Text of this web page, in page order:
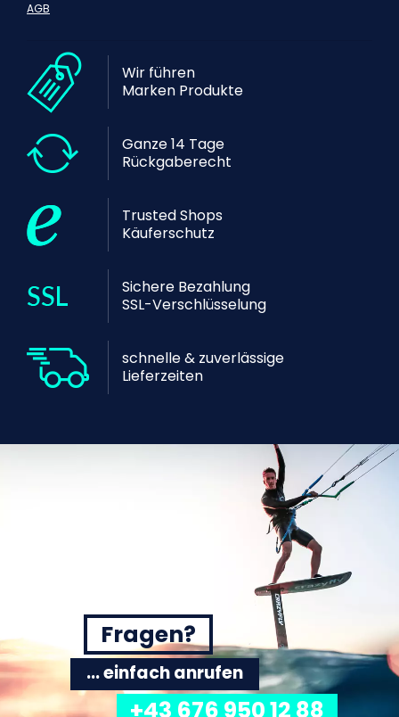
AGB
Wir führen
Marken Produkte
Ganze 14 Tage
Rückgaberecht
Trusted Shops
Käuferschutz
Sichere Bezahlung
SSL-Verschlüsselung
schnelle & zuverlässige
Lieferzeiten
Fragen?
... einfach anrufen
+43 676 950 12 88